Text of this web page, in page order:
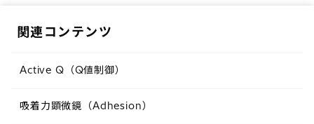
関連コンテンツ
Active Q（Q値制御）
吸着力顕微鏡（Adhesion）